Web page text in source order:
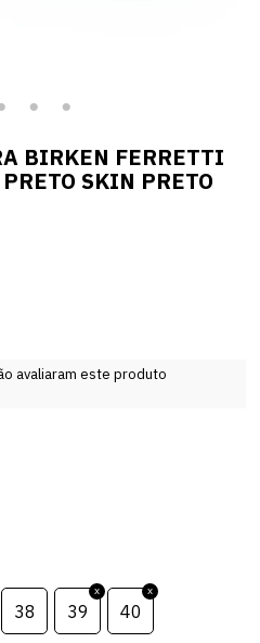
BIRKEN FERRETTI
SKIN PRETO
avaliaram este produto
38 39 40